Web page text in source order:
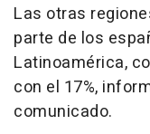
Las otras
parte de los
Latinoamérica,
con el 17%,
comunicado.